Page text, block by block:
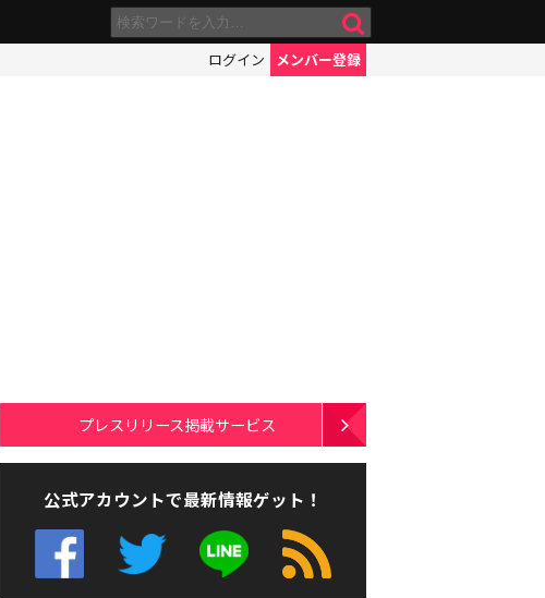
ログイン メンバー登録
プレスリリース掲載サービス
公式アカウントで最新情報ゲット！